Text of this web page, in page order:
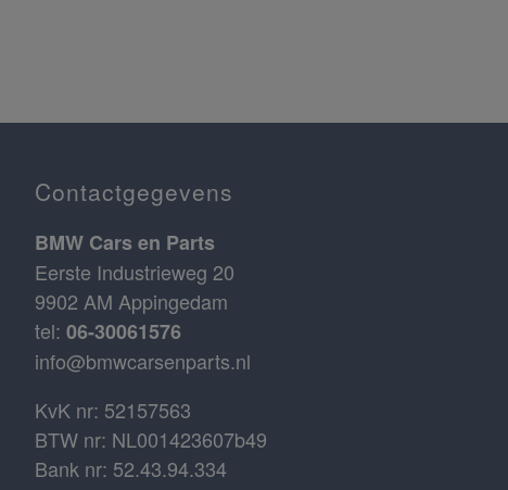
Contactgegevens
BMW Cars en Parts
Eerste Industrieweg 20
9902 AM Appingedam
tel: 06-30061576
info@bmwcarsenparts.nl
KvK nr: 52157563
BTW nr: NL001423607b49
Bank nr: 52.43.94.334